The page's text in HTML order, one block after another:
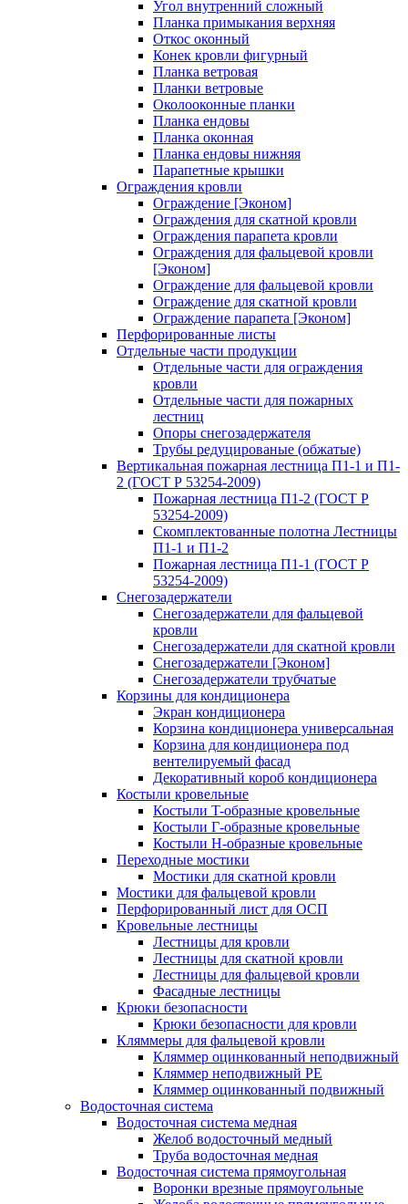
Угол внутренний сложный
Планка примыкания верхняя
Откос оконный
Конек кровли фигурный
Планка ветровая
Планки ветровые
Околооконные планки
Планка ендовы
Планка оконная
Планка ендовы нижняя
Парапетные крышки
Ограждения кровли
Ограждение [Эконом]
Ограждения для скатной кровли
Ограждения парапета кровли
Ограждения для фальцевой кровли
[Эконом]
Ограждение для фальцевой кровли
Ограждение для скатной кровли
Ограждение парапета [Эконом]
Перфорированные листы
Отдельные части продукции
Отдельные части для ограждения
кровли
Отдельные части для пожарных
лестниц
Опоры снегозадержателя
Трубы редуцированые (обжатые)
Вертикальная пожарная лестница П1-1 и П1-
2 (ГОСТ Р 53254-2009)
Пожарная лестница П1-2 (ГОСТ Р
53254-2009)
Скомплектованные полотна Лестницы
П1-1 и П1-2
Пожарная лестница П1-1 (ГОСТ Р
53254-2009)
Снегозадержатели
Снегозадержатели для фальцевой
кровли
Снегозадержатели для скатной кровли
Снегозадержатели [Эконом]
Снегозадержатели трубчатые
Корзины для кондиционера
Экран кондиционера
Корзина кондиционера универсальная
Корзина для кондиционера под
вентелируемый фасад
Декоративный короб кондиционера
Костыли кровельные
Костыли T-образные кровельные
Костыли Г-образные кровельные
Костыли Н-образные кровельные
Переходные мостики
Мостики для скатной кровли
Мостики для фальцевой кровли
Перфорированный лист для ОСП
Кровельные лестницы
Лестницы для кровли
Лестницы для скатной кровли
Лестницы для фальцевой кровли
Фасадные лестницы
Крюки безопасности
Крюки безопасности для кровли
Кляммеры для фальцевой кровли
Кляммер оцинкованный неподвижный
Кляммер неподвижный PE
Кляммер оцинкованный подвижный
Водосточная система
Водосточная система медная
Желоб водосточный медный
Труба водосточная медная
Водосточная система прямоугольная
Воронки врезные прямоугольные